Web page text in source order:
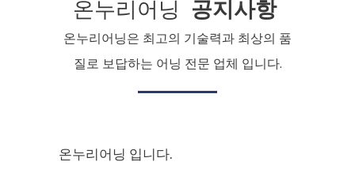
온누리어닝 공지사항
온누리어닝은 최고의 기술력과 최상의 품
질로 보답하는 어닝 전문 업체 입니다.
온누리어닝 입니다.